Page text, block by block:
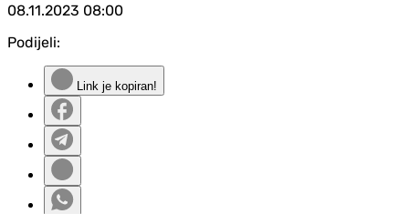
08.11.2023 08:00
Podijeli:
Link je kopiran!